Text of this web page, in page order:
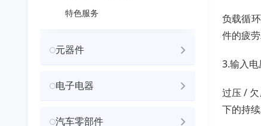
负载循
件的疲劳
3.输入
过压 /
下的持
特色服务
元器件
电子电器
汽车零部件